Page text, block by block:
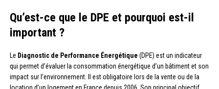
Qu’est-ce que le DPE et pourquoi est-il
important ?
Le Diagnostic de Performance Énergétique (DPE) est un indicateur
qui permet d’évaluer la consommation énergétique d’un bâtiment et son
impact sur l’environnement. Il est obligatoire lors de la vente ou de la